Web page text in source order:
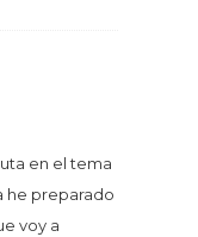
en el tema
he preparado
voy a